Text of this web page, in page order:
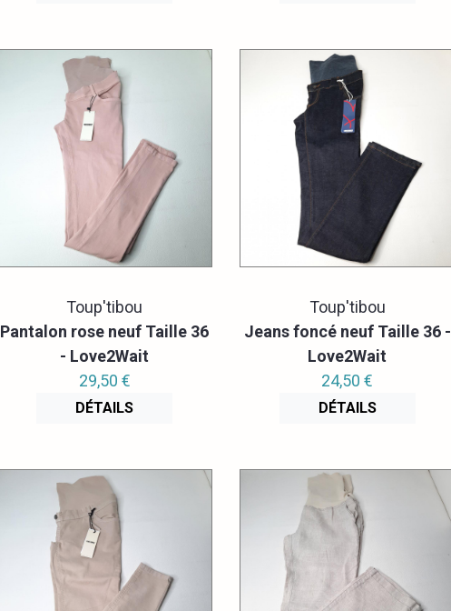
Toup'tibou
Pantalon rose neuf Taille 36
- Love2Wait
29,50 €
DÉTAILS
Toup'tibou
Jeans foncé neuf Taille 36 -
Love2Wait
24,50 €
DÉTAILS